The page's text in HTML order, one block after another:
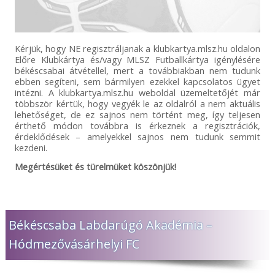
Kérjük, hogy NE regisztráljanak a klubkartya.mlsz.hu oldalon
Előre Klubkártya és/vagy MLSZ Futballkártya igénylésére
békéscsabai átvétellel, mert a továbbiakban nem tudunk
ebben segíteni, sem bármilyen ezekkel kapcsolatos ügyet
intézni. A klubkartya.mlsz.hu weboldal üzemeltetőjét már
többször kértük, hogy vegyék le az oldalról a nem aktuális
lehetőséget, de ez sajnos nem történt meg, így teljesen
érthető módon továbbra is érkeznek a regisztrációk,
érdeklődések – amelyekkel sajnos nem tudunk semmit
kezdeni.
Megértésüket és türelmüket köszönjük!
Békéscsaba Labdarúgó Akadémia –
Hódmezővásárhelyi FC